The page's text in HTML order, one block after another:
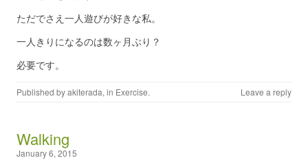
ただでさえ一人遊びが好きな私。
一人きりになるのは数ヶ月ぶり？
必要です。
Published byakiterada, in Exercise. Leave a reply
Walking
January 6, 2015